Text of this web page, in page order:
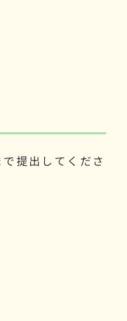
提出してくださ